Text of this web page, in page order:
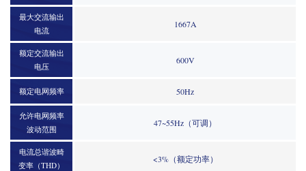
最大交流输出
电流
1667A
额定交流输出
电压
600V
额定电网频率 50Hz
允许电网频率
波动范围
47~55Hz（可调）
电流总谐波畸
变率（THD）
<3%（额定功率）